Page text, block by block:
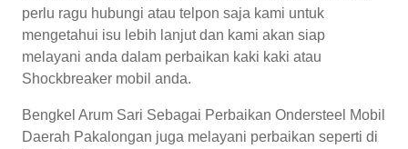
perlu ragu hubungi atau telpon saja kami untuk
mengetahui isu lebih lanjut dan kami akan siap
melayani anda dalam perbaikan kaki kaki atau
Shockbreaker mobil anda.
Bengkel Arum Sari Sebagai Perbaikan Ondersteel Mobil
Daerah Pakalongan juga melayani perbaikan seperti di